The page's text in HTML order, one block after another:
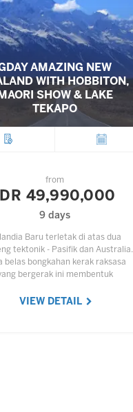
AMAZING NEW
WITH HOBBITON,
MAORI SHOW & LAKE
TEKAPO
from
IDR 49,990,000
9 days
Baru terletak di atas dua
tektonik - Pasifik dan Australia.
belas bongkahan kerak raksasa
bergerak ini membentuk
Utara) dan sebagian South…
VIEW DETAIL